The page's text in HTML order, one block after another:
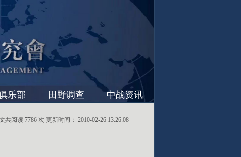
乐部 田野调查 中战资讯
共阅读 7786 次 更新时间： 2010-02-26 13:26:08